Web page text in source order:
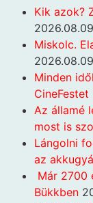
Kik azok?
Miskolc.
Minden
CineFestet
Az államé
most is
Lángolni
az
Már 2700
Bükkben